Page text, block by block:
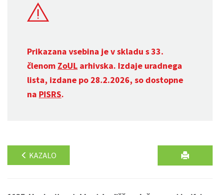
Prikazana vsebina je v skladu s 33.
členom ZoUL arhivska. Izdaje uradnega
lista, izdane po 28.2.2026, so dostopne
na PISRS.
KAZALO